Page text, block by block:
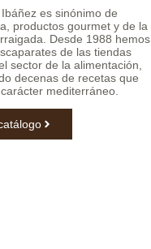
es sinónimo de
productos gourmet y de la
Desde 1988 hemos
de las tiendas
sector de la alimentación,
decenas de recetas que
mediterráneo.